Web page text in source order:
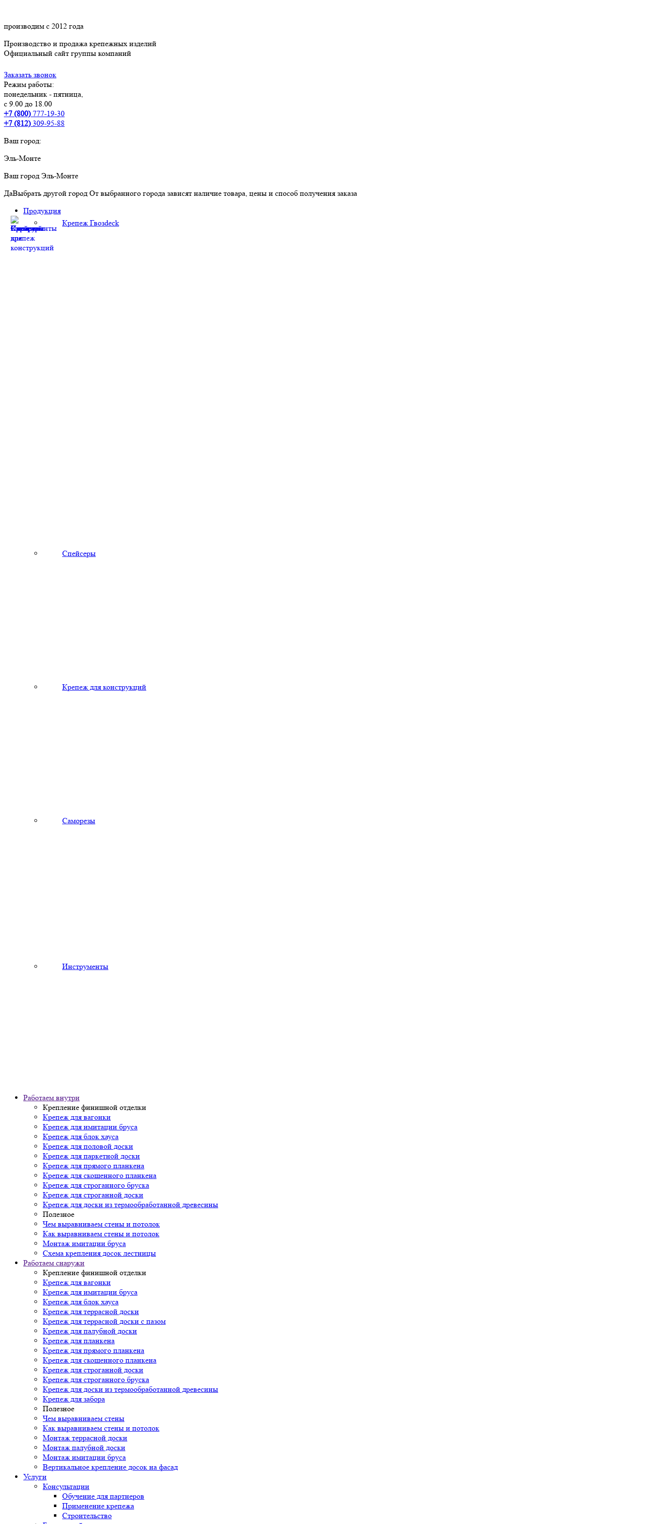
производим с 2012 года
Производство и продажа крепежных изделий
Официальный сайт группы компаний
Заказать звонок
Режим работы:
понедельник - пятница,
с 9.00 до 18.00
+7 (800)777-19-30
+7 (812)309-95-88
Ваш город:
Эль-Монте
Ваш город Эль-Монте
ДаВыбрать другой город От выбранного города зависят наличие товара, цены и способ получения заказа
Продукция
Крепеж Гвозdeck
Спейсеры
Крепеж для конструкций
Саморезы
Инструменты
Работаем внутри
Крепление финишной отделки
Крепеж для вагонки
Крепеж для имитации бруса
Крепеж для блок хауса
Крепеж для половой доски
Крепеж для паркетной доски
Крепеж для прямого планкена
Крепеж для скошенного планкена
Крепеж для строганного бруска
Крепеж для строганной доски
Крепеж для доски из термообработанной древесины
Полезное
Чем выравниваем стены и потолок
Как выравниваем стены и потолок
Монтаж имитации бруса
Схема крепления досок лестницы
Работаем снаружи
Крепление финишной отделки
Крепеж для вагонки
Крепеж для имитации бруса
Крепеж для блок хауса
Крепеж для террасной доски
Крепеж для террасной доски с пазом
Крепеж для палубной доски
Крепеж для планкена
Крепеж для прямого планкена
Крепеж для скошенного планкена
Крепеж для строганной доски
Крепеж для строганного бруска
Крепеж для доски из термообработанной древесины
Крепеж для забора
Полезное
Чем выравниваем стены
Как выравниваем стены и потолок
Монтаж террасной доски
Монтаж палубной доски
Монтаж имитации бруса
Вертикальное крепление досок на фасад
Услуги
Консультации
Обучение для партнеров
Применение крепежа
Строительство